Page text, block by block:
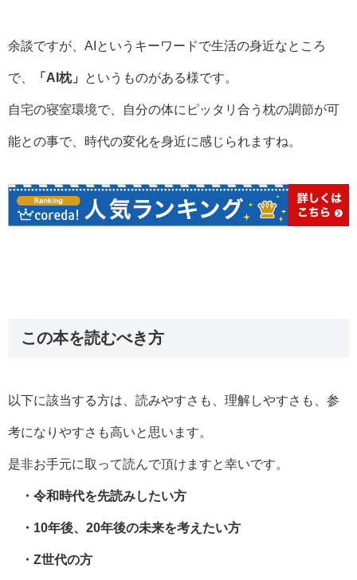
余談ですが、AIというキーワードで生活の身近なところ
で、 「AI枕」 というものがある様です。
自宅の寝室環境で、自分の体にピッタリ合う枕の調節が可
能との事で、時代の変化を身近に感じられますね。
この本を読むべき方
以下に該当する方は、読みやすさも、理解しやすさも、参
考になりやすさも高いと思います。
是非お手元に取って読んで頂けますと幸いです。
・令和時代を先読みしたい方
・10年後、20年後の未来を考えたい方
・Z世代の方